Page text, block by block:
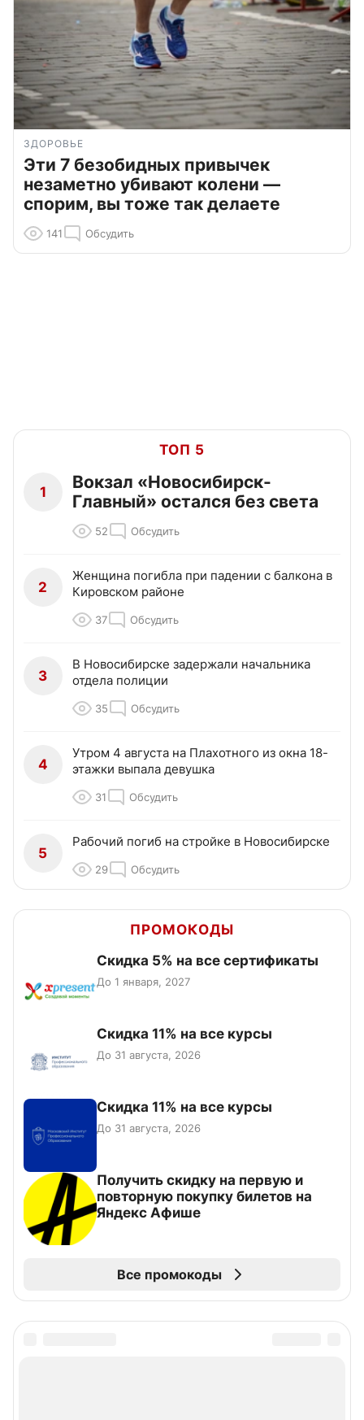
ЗДОРОВЬЕ
Эти 7 безобидных привычек
незаметно убивают колени —
спорим, вы тоже так делаете
141 Обсудить
ТОП 5
1
Вокзал «Новосибирск-
Главный» остался без света
52 Обсудить
2
Женщина погибла при падении с балкона в
Кировском районе
37 Обсудить
3
В Новосибирске задержали начальника
отдела полиции
35 Обсудить
4
Утром 4 августа на Плахотного из окна 18-
этажки выпала девушка
31 Обсудить
5
Рабочий погиб на стройке в Новосибирске
29 Обсудить
ПРОМОКОДЫ
Скидка 5% на все сертификаты
До 1 января, 2027
Скидка 11% на все курсы
До 31 августа, 2026
Скидка 11% на все курсы
До 31 августа, 2026
Получить скидку на первую и
повторную покупку билетов на
Яндекс Афише
Все промокоды